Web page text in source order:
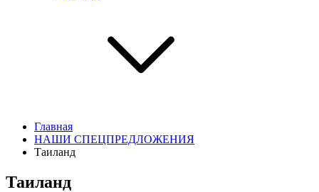
Главная
НАШИ СПЕЦПРЕДЛОЖЕНИЯ
Таиланд
Таиланд